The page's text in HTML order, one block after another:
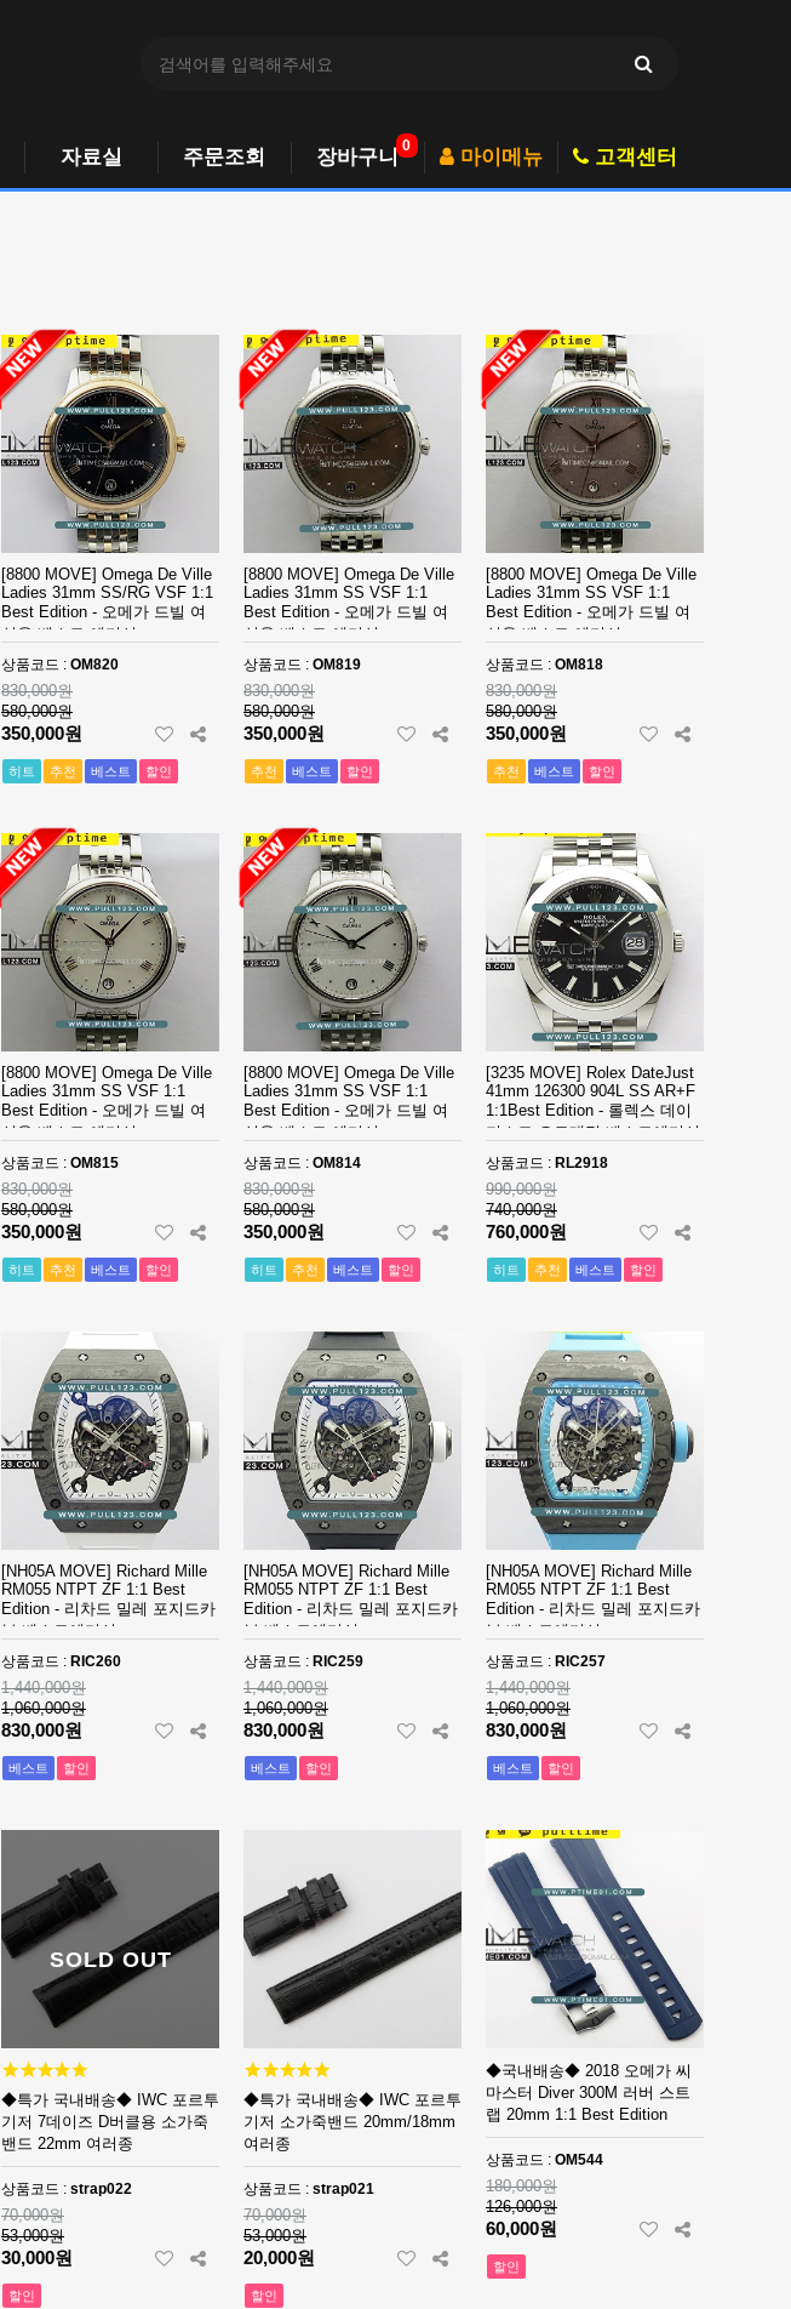
자료실 주문조회 0
장바구니 마이메뉴 고객센터
[8800 MOVE] Omega De Ville
Ladies 31mm SS/RG VSF 1:1
Best Edition - 오메가 드빌 여
성용 베스트 에디션
상품코드 : OM820
830,000원
580,000원
350,000원
히트 추천 베스트 할인
[8800 MOVE] Omega De Ville
Ladies 31mm SS VSF 1:1
Best Edition - 오메가 드빌 여
성용 베스트 에디션
상품코드 : OM819
830,000원
580,000원
350,000원
추천 베스트 할인
[8800 MOVE] Omega De Ville
Ladies 31mm SS VSF 1:1
Best Edition - 오메가 드빌 여
성용 베스트 에디션
상품코드 : OM818
830,000원
580,000원
350,000원
추천 베스트 할인
[8800 MOVE] Omega De Ville
Ladies 31mm SS VSF 1:1
Best Edition - 오메가 드빌 여
성용 베스트 에디션
상품코드 : OM815
830,000원
580,000원
350,000원
히트 추천 베스트 할인
[8800 MOVE] Omega De Ville
Ladies 31mm SS VSF 1:1
Best Edition - 오메가 드빌 여
성용 베스트 에디션
상품코드 : OM814
830,000원
580,000원
350,000원
히트 추천 베스트 할인
[3235 MOVE] Rolex DateJust
41mm 126300 904L SS AR+F
1:1Best Edition - 롤렉스 데이
져스트 오토매틱 베스트에디션
상품코드 : RL2918
990,000원
740,000원
760,000원
히트 추천 베스트 할인
[NH05A MOVE] Richard Mille
RM055 NTPT ZF 1:1 Best
Edition - 리차드 밀레 포지드카
본 베스트에디션
상품코드 : RIC260
1,440,000원
1,060,000원
830,000원
베스트 할인
[NH05A MOVE] Richard Mille
RM055 NTPT ZF 1:1 Best
Edition - 리차드 밀레 포지드카
본 베스트에디션
상품코드 : RIC259
1,440,000원
1,060,000원
830,000원
베스트 할인
[NH05A MOVE] Richard Mille
RM055 NTPT ZF 1:1 Best
Edition - 리차드 밀레 포지드카
본 베스트에디션
상품코드 : RIC257
1,440,000원
1,060,000원
830,000원
베스트 할인
SOLD OUT
◆특가 국내배송◆ IWC 포르투
기저 7데이즈 D버클용 소가죽
밴드 22mm 여러종
상품코드 : strap022
70,000원
53,000원
30,000원
할인
◆특가 국내배송◆ IWC 포르투
기저 소가죽밴드 20mm/18mm
여러종
상품코드 : strap021
70,000원
53,000원
20,000원
할인
◆국내배송◆ 2018 오메가 씨
마스터 Diver 300M 러버 스트
랩 20mm 1:1 Best Edition
상품코드 : OM544
180,000원
126,000원
60,000원
할인